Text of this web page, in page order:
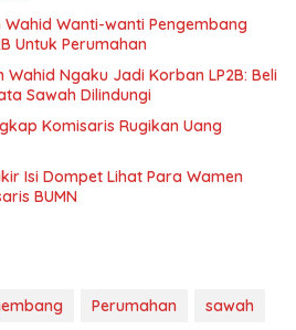
Wahid Wanti-wanti Pengembang
Untuk Perumahan
Wahid Ngaku Jadi Korban LP2B: Beli
Sawah Dilindungi
Komisaris Rugikan Uang
Isi Dompet Lihat Para Wamen
BUMN
Perumahan
sawah